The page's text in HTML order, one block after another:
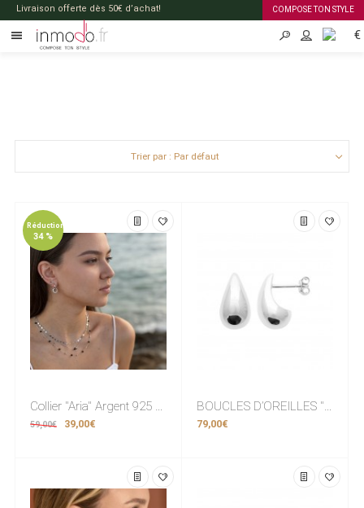
COMPOSE TON STYLE
Livraison offerte dès 50€ d’achat!
FR €
Trier par : Par défaut
Réduction
34 %
Collier "Aria" Argent 925 & Cristal
59,00€ 39,00€
BOUCLES D’OREILLES "Gouttes" ARGENT 925 RHODIE Collection "Urban"
79,00€